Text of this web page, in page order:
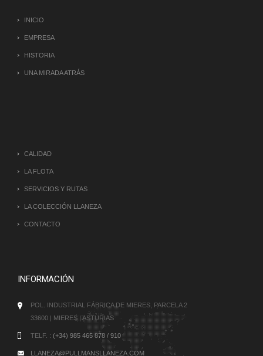
INICIO
EMPRESA
HISTORIA
UNA MIRADA ATRÁS
CALIDAD
LA FLOTA
SERVICIOS Y RUTAS
LA COLECCIÓN LLANEZA
CONTACTO
INFORMACIÓN
POL. INDUSTRIAL FÁBRICA DE MIERES, PARCELA 2
33600 | MIERES | ASTURIAS
TELF. : (+34) 985 465 878 / 910
LLANEZA@PULLMANSLLANEZA.COM